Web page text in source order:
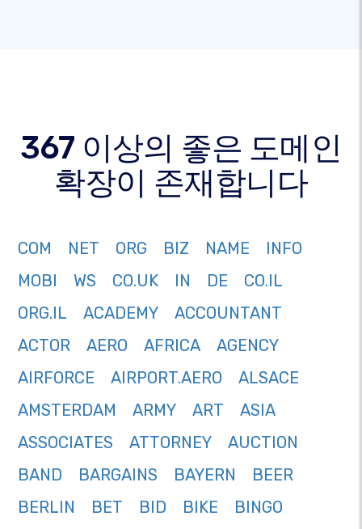
367 이상의 좋은 도메인
확장이 존재합니다
COM NET ORG BIZ NAME
INFO
MOBI
WS CO.UK IN DE
CO.IL
ORG.IL
ACADEMY
ACCOUNTANT
ACTOR
AERO AFRICA
AGENCY
AIRFORCE
AIRPORT.AERO
ALSACE
AMSTERDAM
ARMY ART
ASIA
ASSOCIATES
ATTORNEY
AUCTION
BAND
BARGAINS BAYERN
BEER
BERLIN
BET BID BIKE
BINGO